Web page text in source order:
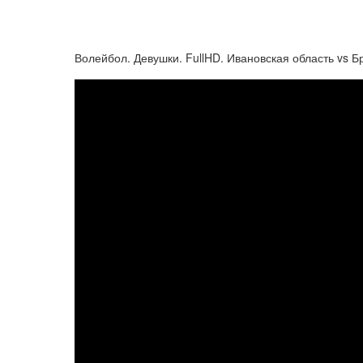
Волейбол. Девушки. FullHD. Ивановская область vs